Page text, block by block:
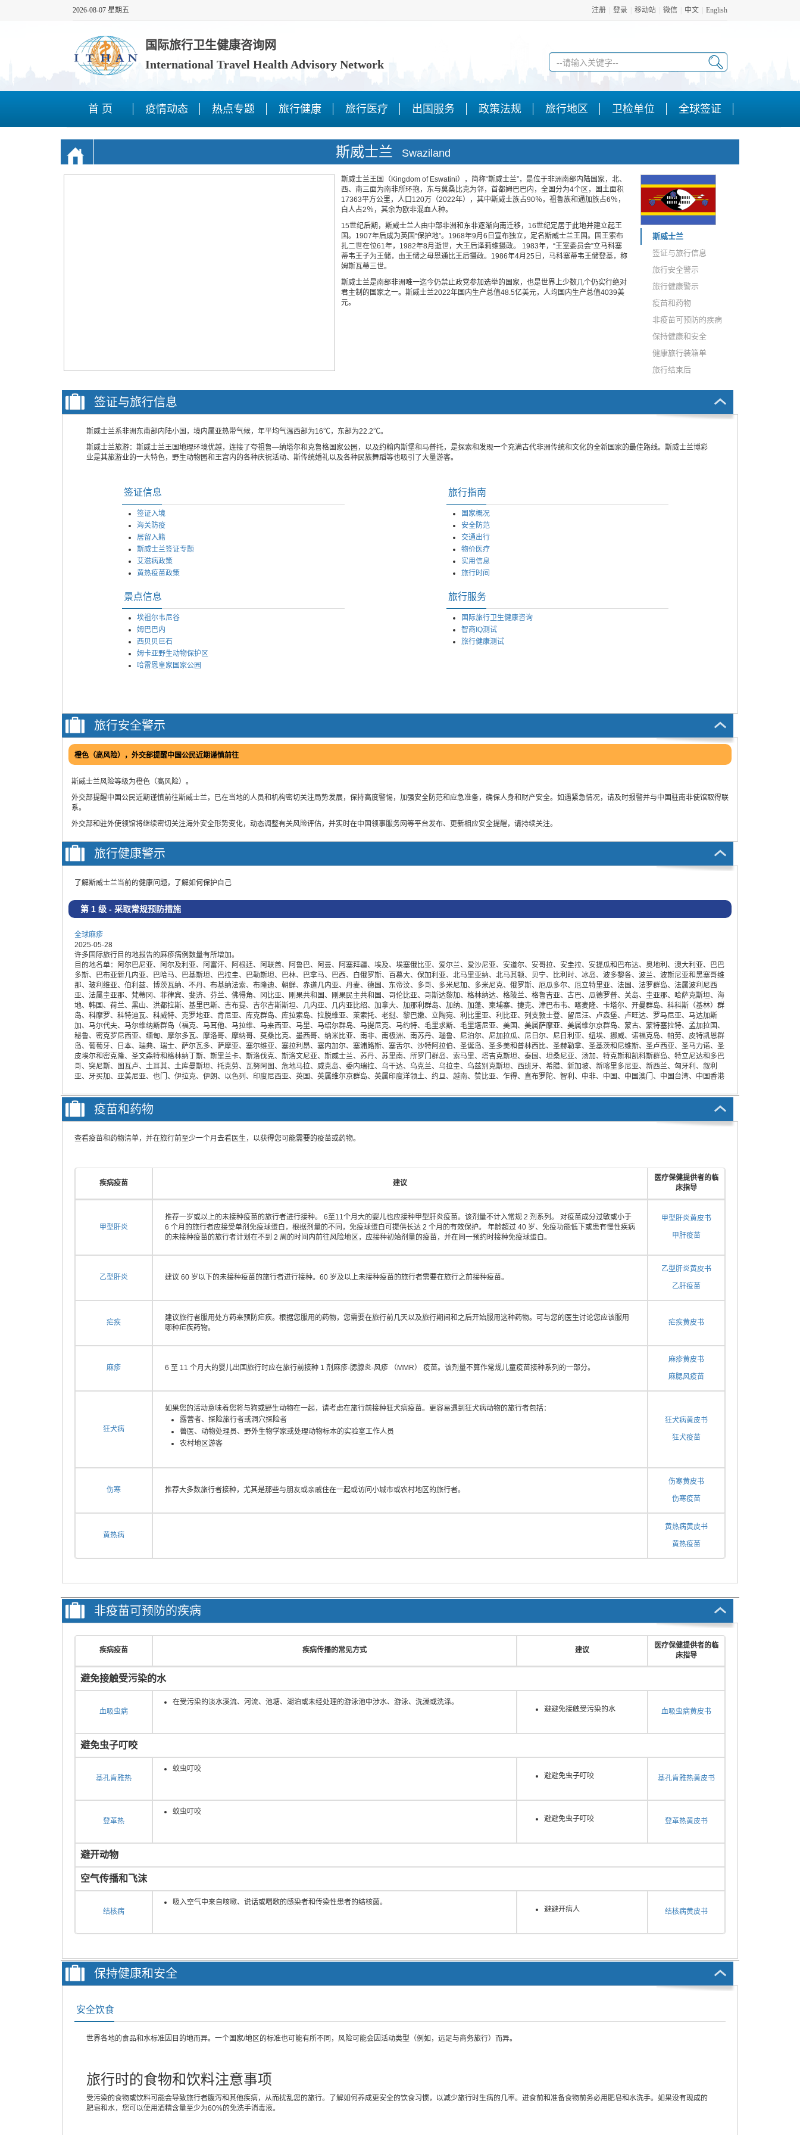
注册 登录 移动站 微信 中文 English
2026-08-07 星期五
国际旅行卫生健康咨询网
International Travel Health Advisory Network
首 页 疫情动态 热点专题 旅行健康 旅行医疗 出国服务 政策法规 旅行地区 卫检单位 全球签证
斯威士兰 Swaziland
斯威士兰王国（Kingdom of Eswatini），简称“斯威士兰”，是位于非洲南部内陆国家，北、
西、南三面为南非所环抱，东与莫桑比克为邻，首都姆巴巴内，全国分为4个区，国土面积
17363平方公里，人口120万（2022年），其中斯威士族占90％，祖鲁族和通加族占6％，
白人占2％，其余为欧非混血人种。
15世纪后期，斯威士兰人由中部非洲和东非逐渐向南迁移，16世纪定居于此地并建立起王
国。1907年后成为英国“保护地”。1968年9月6日宣布独立，定名斯威士兰王国。国王索布
扎二世在位61年，1982年8月逝世，大王后泽莉维摄政。 1983年，“王室委员会”立马科塞
蒂韦王子为王储，由王储之母恩通比王后摄政。1986年4月25日，马科塞蒂韦王储登基，称
姆斯瓦蒂三世。
斯威士兰是南部非洲唯一迄今仍禁止政党参加选举的国家，也是世界上少数几个仍实行绝对
君主制的国家之一。斯威士兰2022年国内生产总值48.5亿美元，人均国内生产总值4039美
元。
斯威士兰
签证与旅行信息
旅行安全警示
旅行健康警示
疫苗和药物
非疫苗可预防的疾病
保持健康和安全
健康旅行装箱单
旅行结束后
签证与旅行信息
斯威士兰系非洲东南部内陆小国，境内属亚热带气候，年平均气温西部为16℃，东部为22.2℃。
斯威士兰旅游：斯威士兰王国地理环境优越，连接了夸祖鲁—纳塔尔和克鲁格国家公园，以及约翰内斯堡和马普托，是探索和发现一个充满古代非洲传统和文化的全新国家的最佳路线。斯威士兰博彩
业是其旅游业的一大特色，野生动物园和王宫内的各种庆祝活动、斯传统婚礼以及各种民族舞蹈等也吸引了大量游客。
签证信息 旅行指南
签证入境
海关防疫
居留入籍
斯威士兰签证专题
艾滋病政策
黄热疫苗政策
国家概况
安全防范
交通出行
物价医疗
实用信息
旅行时间
景点信息 旅行服务
埃祖尔韦尼谷
姆巴巴内
西贝贝巨石
姆卡亚野生动物保护区
哈雷恩皇家国家公园
国际旅行卫生健康咨询
智商IQ测试
旅行健康测试
旅行安全警示
橙色（高风险），外交部提醒中国公民近期谨慎前往
斯威士兰风险等级为橙色（高风险）。
外交部提醒中国公民近期谨慎前往斯威士兰，已在当地的人员和机构密切关注局势发展，保持高度警惕，加强安全防范和应急准备，确保人身和财产安全。如遇紧急情况，请及时报警并与中国驻南非使馆取得联
系。
外交部和驻外使领馆将继续密切关注海外安全形势变化，动态调整有关风险评估，并实时在中国领事服务网等平台发布、更新相应安全提醒，请持续关注。
旅行健康警示
了解斯威士兰当前的健康问题，了解如何保护自己
第 1 级 - 采取常规预防措施
全球麻疹
2025-05-28
许多国际旅行目的地报告的麻疹病例数量有所增加。
目的地名单：阿尔巴尼亚、阿尔及利亚、阿富汗、阿根廷、阿联酋、阿鲁巴、阿曼、阿塞拜疆、埃及、埃塞俄比亚、爱尔兰、爱沙尼亚、安道尔、安哥拉、安圭拉、安提瓜和巴布达、奥地利、澳大利亚、巴巴
多斯、巴布亚新几内亚、巴哈马、巴基斯坦、巴拉圭、巴勒斯坦、巴林、巴拿马、巴西、白俄罗斯、百慕大、保加利亚、北马里亚纳、北马其顿、贝宁、比利时、冰岛、波多黎各、波兰、波斯尼亚和黑塞哥维
那、玻利维亚、伯利兹、博茨瓦纳、不丹、布基纳法索、布隆迪、朝鲜、赤道几内亚、丹麦、德国、东帝汶、多哥、多米尼加、多米尼克、俄罗斯、厄瓜多尔、厄立特里亚、法国、法罗群岛、法属波利尼西
亚、法属圭亚那、梵蒂冈、菲律宾、斐济、芬兰、佛得角、冈比亚、刚果共和国、刚果民主共和国、哥伦比亚、哥斯达黎加、格林纳达、格陵兰、格鲁吉亚、古巴、瓜德罗普、关岛、圭亚那、哈萨克斯坦、海
地、韩国、荷兰、黑山、洪都拉斯、基里巴斯、吉布提、吉尔吉斯斯坦、几内亚、几内亚比绍、加拿大、加那利群岛、加纳、加蓬、柬埔寨、捷克、津巴布韦、喀麦隆、卡塔尔、开曼群岛、科科斯（基林）群
岛、科摩罗、科特迪瓦、科威特、克罗地亚、肯尼亚、库克群岛、库拉索岛、拉脱维亚、莱索托、老挝、黎巴嫩、立陶宛、利比里亚、利比亚、列支敦士登、留尼汪、卢森堡、卢旺达、罗马尼亚、马达加斯
加、马尔代夫、马尔维纳斯群岛（福克、马耳他、马拉维、马来西亚、马里、马绍尔群岛、马提尼克、马约特、毛里求斯、毛里塔尼亚、美国、美属萨摩亚、美属维尔京群岛、蒙古、蒙特塞拉特、孟加拉国、
秘鲁、密克罗尼西亚、缅甸、摩尔多瓦、摩洛哥、摩纳哥、莫桑比克、墨西哥、纳米比亚、南非、南极洲、南苏丹、瑙鲁、尼泊尔、尼加拉瓜、尼日尔、尼日利亚、纽埃、挪威、诺福克岛、帕劳、皮特凯恩群
岛、葡萄牙、日本、瑞典、瑞士、萨尔瓦多、萨摩亚、塞尔维亚、塞拉利昂、塞内加尔、塞浦路斯、塞舌尔、沙特阿拉伯、圣诞岛、圣多美和普林西比、圣赫勒拿、圣基茨和尼维斯、圣卢西亚、圣马力诺、圣
皮埃尔和密克隆、圣文森特和格林纳丁斯、斯里兰卡、斯洛伐克、斯洛文尼亚、斯威士兰、苏丹、苏里南、所罗门群岛、索马里、塔吉克斯坦、泰国、坦桑尼亚、汤加、特克斯和凯科斯群岛、特立尼达和多巴
哥、突尼斯、图瓦卢、土耳其、土库曼斯坦、托克劳、瓦努阿图、危地马拉、威克岛、委内瑞拉、乌干达、乌克兰、乌拉圭、乌兹别克斯坦、西班牙、希腊、新加坡、新喀里多尼亚、新西兰、匈牙利、叙利
亚、牙买加、亚美尼亚、也门、伊拉克、伊朗、以色列、印度尼西亚、英国、英属维尔京群岛、英属印度洋领土、约旦、越南、赞比亚、乍得、直布罗陀、智利、中非、中国、中国澳门、中国台湾、中国香港
疫苗和药物
查看疫苗和药物清单，并在旅行前至少一个月去看医生，以获得您可能需要的疫苗或药物。
疾病疫苗 建议
医疗保健提供者的临
床指导
甲型肝炎
推荐一岁或以上的未接种疫苗的旅行者进行接种。 6至11个月大的婴儿也应接种甲型肝炎疫苗。该剂量不计入常规 2 剂系列。 对疫苗成分过敏或小于
6 个月的旅行者应接受单剂免疫球蛋白，根据剂量的不同，免疫球蛋白可提供长达 2 个月的有效保护。 年龄超过 40 岁、免疫功能低下或患有慢性疾病
的未接种疫苗的旅行者计划在不到 2 周的时间内前往风险地区，应接种初始剂量的疫苗，并在同一预约时接种免疫球蛋白。
甲型肝炎黄皮书
甲肝疫苗
乙型肝炎 建议 60 岁以下的未接种疫苗的旅行者进行接种。60 岁及以上未接种疫苗的旅行者需要在旅行之前接种疫苗。
乙型肝炎黄皮书
乙肝疫苗
疟疾
建议旅行者服用处方药来预防疟疾。根据您服用的药物，您需要在旅行前几天以及旅行期间和之后开始服用这种药物。可与您的医生讨论您应该服用
哪种疟疾药物。
疟疾黄皮书
麻疹 6 至 11 个月大的婴儿出国旅行时应在旅行前接种 1 剂麻疹-腮腺炎-风疹 （MMR） 疫苗。该剂量不算作常规儿童疫苗接种系列的一部分。
麻疹黄皮书
麻腮风疫苗
狂犬病
如果您的活动意味着您将与狗或野生动物在一起，请考虑在旅行前接种狂犬病疫苗。更容易遇到狂犬病动物的旅行者包括：
露营者、探险旅行者或洞穴探险者
兽医、动物处理员、野外生物学家或处理动物标本的实验室工作人员
农村地区游客
狂犬病黄皮书
狂犬疫苗
伤寒 推荐大多数旅行者接种，尤其是那些与朋友或亲戚住在一起或访问小城市或农村地区的旅行者。
伤寒黄皮书
伤寒疫苗
黄热病
黄热病黄皮书
黄热疫苗
非疫苗可预防的疾病
疾病疫苗 疾病传播的常见方式 建议
医疗保健提供者的临
床指导
避免接触受污染的水
血吸虫病
在受污染的淡水溪流、河流、池塘、湖泊或未经处理的游泳池中涉水、游泳、洗澡或洗涤。
避避免接触受污染的水
血吸虫病黄皮书
避免虫子叮咬
基孔肯雅热
蚊虫叮咬
避避免虫子叮咬
基孔肯雅热黄皮书
登革热
蚊虫叮咬
避避免虫子叮咬
登革热黄皮书
避开动物
空气传播和飞沫
结核病
吸入空气中来自咳嗽、说话或唱歌的感染者和传染性患者的结核菌。
避避开病人
结核病黄皮书
保持健康和安全
安全饮食
世界各地的食品和水标准因目的地而异。一个国家/地区的标准也可能有所不同，风险可能会因活动类型（例如，远足与商务旅行）而异。
旅行时的食物和饮料注意事项
受污染的食物或饮料可能会导致旅行者腹泻和其他疾病，从而扰乱您的旅行。了解如何养成更安全的饮食习惯，以减少旅行时生病的几率。进食前和准备食物前务必用肥皂和水洗手。如果没有现成的
肥皂和水，您可以使用酒精含量至少为60%的免洗手消毒液。